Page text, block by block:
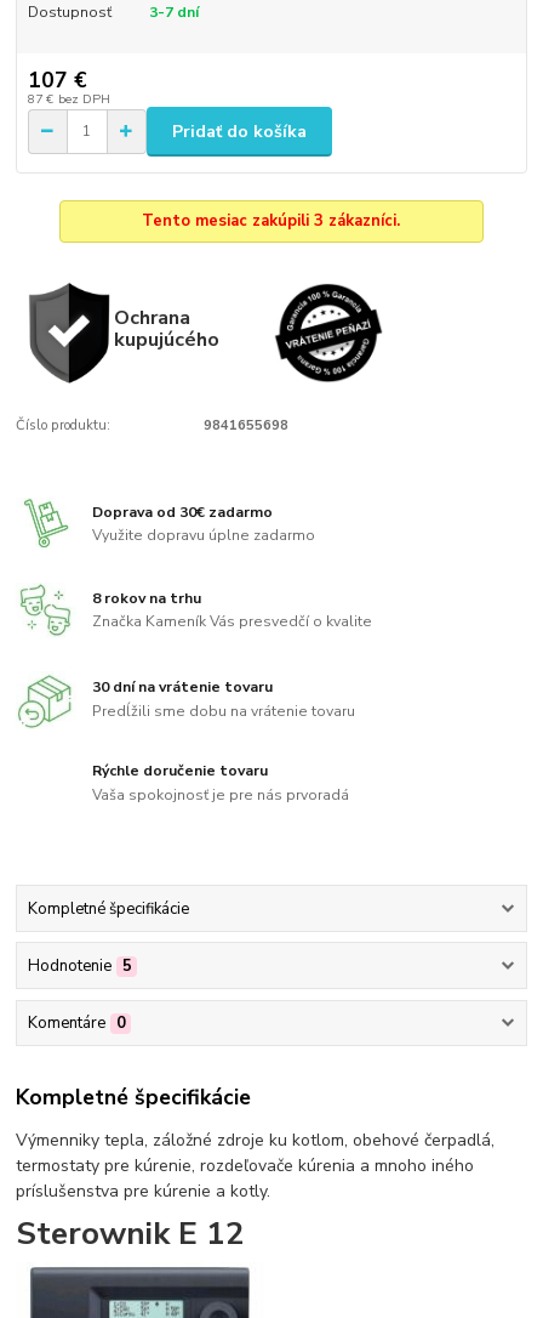
Dostupnosť 3-7 dní
107 €
87 € bez DPH
Pridať do košíka
Tento mesiac zakúpili 3 zákazníci.
Ochrana
kupujúcého
Číslo produktu: 9841655698
Doprava od 30€ zadarmo
Využite dopravu úplne zadarmo
8 rokov na trhu
Značka Kameník Vás presvedčí o kvalite
30 dní na vrátenie tovaru
Predĺžili sme dobu na vrátenie tovaru
Rýchle doručenie tovaru
Vaša spokojnosť je pre nás prvoradá
Kompletné špecifikácie
Hodnotenie 5
Komentáre 0
Kompletné špecifikácie
Výmenniky tepla, záložné zdroje ku kotlom, obehové čerpadlá,
termostaty pre kúrenie, rozdeľovače kúrenia a mnoho iného
príslušenstva pre kúrenie a kotly.
Sterownik E 12